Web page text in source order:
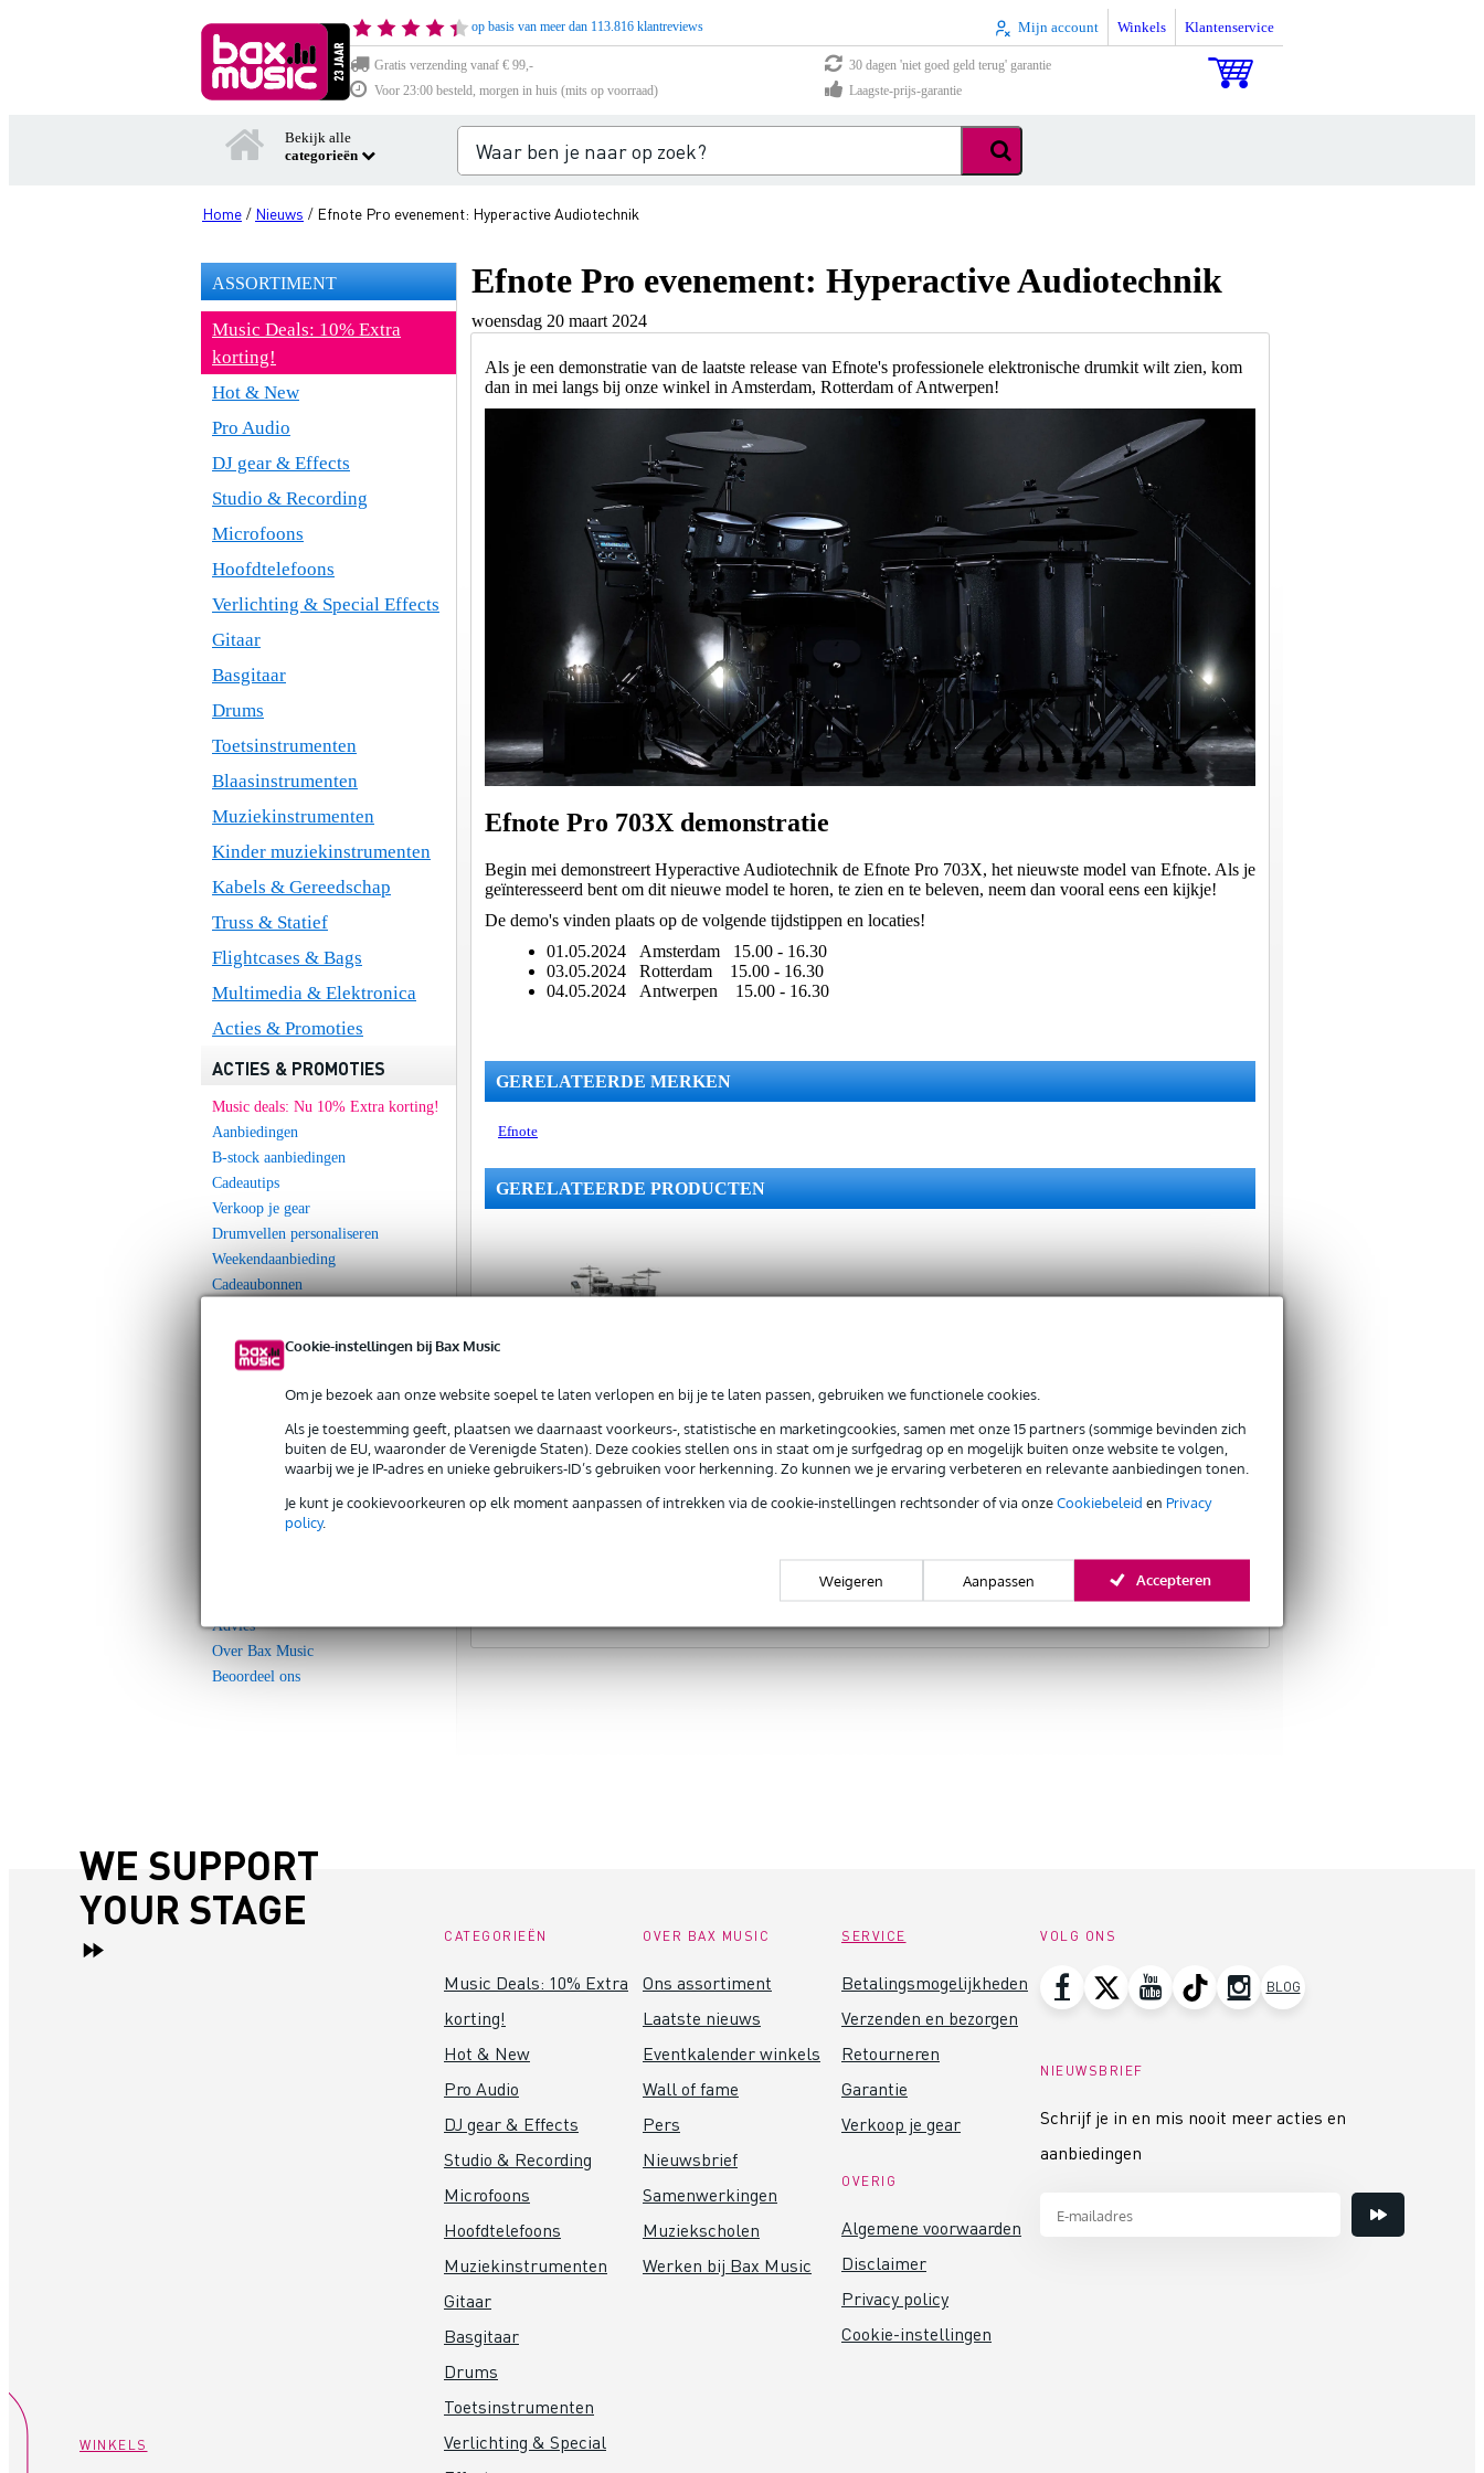
Cookie-instellingen bij Bax Music
Om je bezoek aan onze website soepel te laten verlopen en bij je te laten passen, gebruiken we functionele cookies.
Als je toestemming geeft, plaatsen we daarnaast voorkeurs-, statistische en marketingcookies, samen met onze 15 partners (sommige bevinden zich
buiten de EU, waaronder de Verenigde Staten). Deze cookies stellen ons in staat om je surfgedrag op en mogelijk buiten onze website te volgen,
waarbij we je IP-adres en unieke gebruikers-ID’s gebruiken voor herkenning. Zo kunnen we je ervaring verbeteren en relevante aanbiedingen tonen.
Je kunt je cookievoorkeuren op elk moment aanpassen of intrekken via de cookie-instellingen rechtsonder of via onzeCookiebeleid en Privacy
policy.
Weigeren Aanpassen Accepteren
op basis van meer dan 113.816 klantreviews Mijn account Winkels Klantenservice
Gratis verzending vanaf € 99,-
30 dagen 'niet goed geld terug' garantie
Voor 23:00 besteld, morgen in huis (mits op voorraad)
Laagste-prijs-garantie
Bekijk alle
categorieën
Home / Nieuws / Efnote Pro evenement: Hyperactive Audiotechnik
ASSORTIMENT
Music Deals: 10% Extra
korting!
Hot & New
Pro Audio
DJ gear & Effects
Studio & Recording
Microfoons
Hoofdtelefoons
Verlichting & Special Effects
Gitaar
Basgitaar
Drums
Toetsinstrumenten
Blaasinstrumenten
Muziekinstrumenten
Kinder muziekinstrumenten
Kabels & Gereedschap
Truss & Statief
Flightcases & Bags
Multimedia & Elektronica
Acties & Promoties
ACTIES & PROMOTIES
Music deals: Nu 10% Extra korting!
Aanbiedingen
B-stock aanbiedingen
Cadeautips
Verkoop je gear
Drumvellen personaliseren
Weekendaanbieding
Cadeaubonnen
Eventkalender winkels
Nieuwste producten
Muziekwinkels
Klantenservice
Advies
Over Bax Music
Beoordeel ons
Efnote Pro evenement: Hyperactive Audiotechnik
woensdag 20 maart 2024
Als je een demonstratie van de laatste release van Efnote's professionele elektronische drumkit wilt zien, kom
dan in mei langs bij onze winkel in Amsterdam, Rotterdam of Antwerpen!
Efnote Pro 703X demonstratie
Begin mei demonstreert Hyperactive Audiotechnik de Efnote Pro 703X, het nieuwste model van Efnote. Als je
geïnteresseerd bent om dit nieuwe model te horen, te zien en te beleven, neem dan vooral eens een kijkje!
De demo's vinden plaats op de volgende tijdstippen en locaties!
01.05.2024 Amsterdam 15.00 - 16.30
03.05.2024 Rotterdam 15.00 - 16.30
04.05.2024 Antwerpen 15.00 - 16.30
GERELATEERDE MERKEN
Efnote
GERELATEERDE PRODUCTEN
Drum kit 5-delig
elektronisch
drumstel
Adviesprijs € 6.765,-
WE SUPPORT
YOUR STAGE
WINKELS
CATEGORIEËN
Music Deals: 10% Extra
korting!
Hot & New
Pro Audio
DJ gear & Effects
Studio & Recording
Microfoons
Hoofdtelefoons
Muziekinstrumenten
Gitaar
Basgitaar
Drums
Toetsinstrumenten
Verlichting & Special
OVER BAX MUSIC
Ons assortiment
Laatste nieuws
Eventkalender winkels
Wall of fame
Pers
Nieuwsbrief
Samenwerkingen
Muziekscholen
Werken bij Bax Music
SERVICE
Betalingsmogelijkheden
Verzenden en bezorgen
Retourneren
Garantie
Verkoop je gear
OVERIG
Algemene voorwaarden
Disclaimer
Privacy policy
Cookie-instellingen
VOLG ONS
BLOG
NIEUWSBRIEF
Schrijf je in en mis nooit meer acties en
aanbiedingen